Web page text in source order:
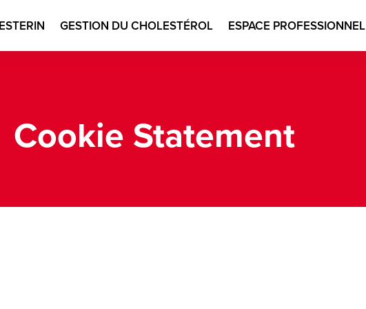
GESTION DU CHOLESTÉROL ESPACE PROFESSIONNEL
Cookie Statement